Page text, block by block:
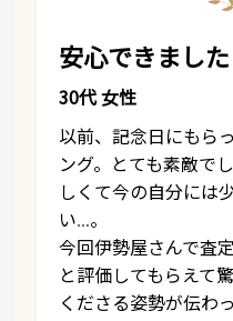
安心できました
30代 女性
以前、記念日にもら
ング。とても素敵で
しくて今の自分には
い…。
今回伊勢屋さんで査
と評価してもらえて
くださる姿勢が伝わ